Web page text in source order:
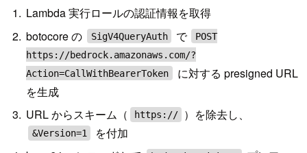
Lambda 実行ロールの認証情報を取得
botocore の
SigV4QueryAuth で
POST
https://bedrock.amazonaws.com/?
Action=CallWithBearerToken
に対する presigned URL
を生成
URL からスキーム（
https:// ）を除去し、
&Version=1
を付加